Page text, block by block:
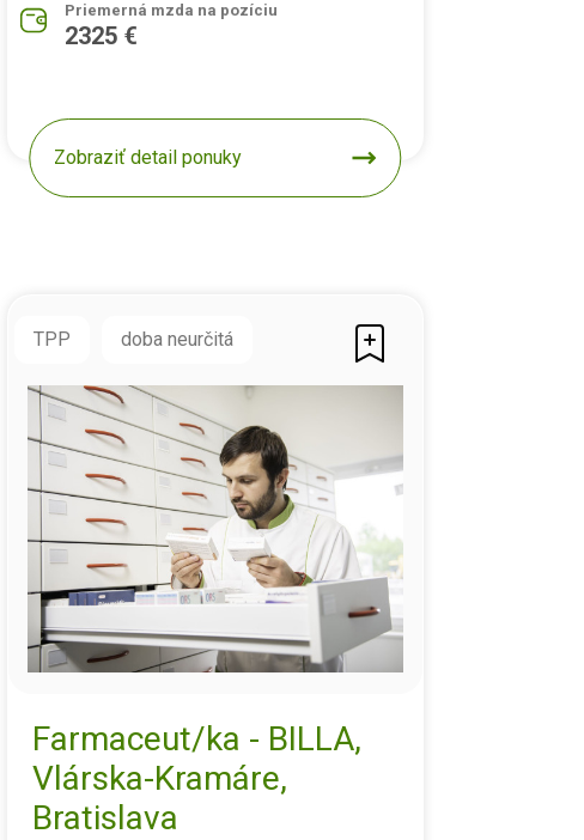
Priemerná mzda na pozíciu
2325 €
Zobraziť detail ponuky
TPP doba neurčitá
Farmaceut/ka - BILLA,
Vlárska-Kramáre,
Bratislava